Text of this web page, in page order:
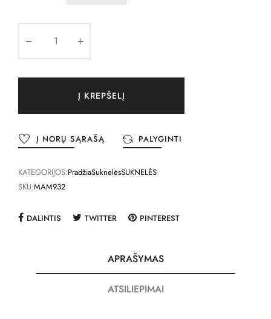
Į KREPŠELĮ
Į NORŲ SĄRAŠĄ PALYGINTI
KATEGORIJOS:PradžiaSuknelėsSUKNELĖS
SKU:MAM932
DALINTIS TWITTER PINTEREST
APRAŠYMAS
ATSILIEPIMAI